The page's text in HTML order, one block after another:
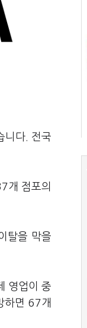
니다. 전국
개 점포의
탈을 막을
영업이 중
하면 67개